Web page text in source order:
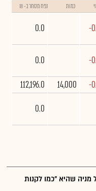
כמות נפח מסחר ב- ₪
-
0.0
-
0.0
-
14,000
112,196.0
0.0
שהיא "כמו לקנות